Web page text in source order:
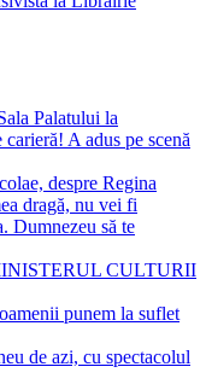
Palatului la
A adus pe scenă
despre Regina
dragă, nu vei fi
Dumnezeu să te
CULTURII
punem la suflet
de azi, cu spectacolul